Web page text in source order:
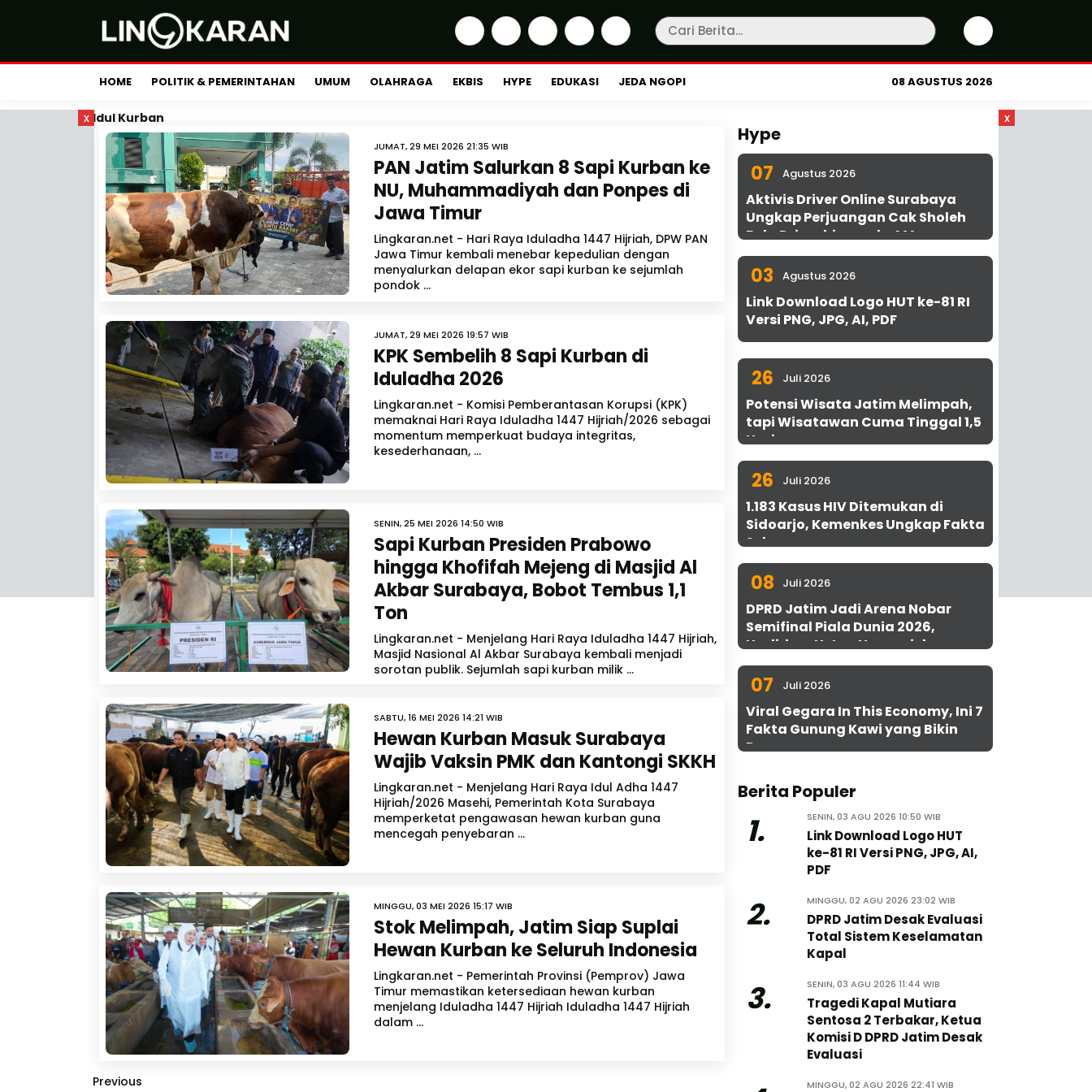
HOME POLITIK & PEMERINTAHAN UMUM OLAHRAGA EKBIS HYPE EDUKASI JEDA NGOPI 08 AGUSTUS 2026
x x
Idul Kurban
JUMAT, 29 MEI 2026 21:35 WIB
PAN Jatim Salurkan 8 Sapi Kurban ke
NU, Muhammadiyah dan Ponpes di
Jawa Timur
Lingkaran.net - Hari Raya Iduladha 1447 Hijriah, DPW PAN
Jawa Timur kembali menebar kepedulian dengan
menyalurkan delapan ekor sapi kurban ke sejumlah
pondok ...
JUMAT, 29 MEI 2026 19:57 WIB
KPK Sembelih 8 Sapi Kurban di
Iduladha 2026
Lingkaran.net - Komisi Pemberantasan Korupsi (KPK)
memaknai Hari Raya Iduladha 1447 Hijriah/2026 sebagai
momentum memperkuat budaya integritas,
kesederhanaan, ...
SENIN, 25 MEI 2026 14:50 WIB
Sapi Kurban Presiden Prabowo
hingga Khofifah Mejeng di Masjid Al
Akbar Surabaya, Bobot Tembus 1,1
Ton
Lingkaran.net - Menjelang Hari Raya Iduladha 1447 Hijriah,
Masjid Nasional Al Akbar Surabaya kembali menjadi
sorotan publik. Sejumlah sapi kurban milik ...
SABTU, 16 MEI 2026 14:21 WIB
Hewan Kurban Masuk Surabaya
Wajib Vaksin PMK dan Kantongi SKKH
Lingkaran.net - Menjelang Hari Raya Idul Adha 1447
Hijriah/2026 Masehi, Pemerintah Kota Surabaya
memperketat pengawasan hewan kurban guna
mencegah penyebaran ...
MINGGU, 03 MEI 2026 15:17 WIB
Stok Melimpah, Jatim Siap Suplai
Hewan Kurban ke Seluruh Indonesia
Lingkaran.net - Pemerintah Provinsi (Pemprov) Jawa
Timur memastikan ketersediaan hewan kurban
menjelang Iduladha 1447 Hijriah Iduladha 1447 Hijriah
dalam ...
Previous
Hype
07 Agustus 2026
Aktivis Driver Online Surabaya
Ungkap Perjuangan Cak Sholeh
Bela Driver hingga ke MA
03 Agustus 2026
Link Download Logo HUT ke-81 RI
Versi PNG, JPG, AI, PDF
26 Juli 2026
Potensi Wisata Jatim Melimpah,
tapi Wisatawan Cuma Tinggal 1,5
Hari
26 Juli 2026
1.183 Kasus HIV Ditemukan di
Sidoarjo, Kemenkes Ungkap Fakta
Sebenarnya
08 Juli 2026
DPRD Jatim Jadi Arena Nobar
Semifinal Piala Dunia 2026,
Hadirkan Uston Nawawi dan
UMKM Gratis untuk 1.000 Warga
07 Juli 2026
Viral Gegara In This Economy, Ini 7
Fakta Gunung Kawi yang Bikin
Penasaran
Berita Populer
1. SENIN, 03 AGU 2026 10:50 WIB
Link Download Logo HUT
ke-81 RI Versi PNG, JPG, AI,
PDF
2. MINGGU, 02 AGU 2026 23:02 WIB
DPRD Jatim Desak Evaluasi
Total Sistem Keselamatan
Kapal
3. SENIN, 03 AGU 2026 11:44 WIB
Tragedi Kapal Mutiara
Sentosa 2 Terbakar, Ketua
Komisi D DPRD Jatim Desak
Evaluasi
MINGGU, 02 AGU 2026 22:41 WIB